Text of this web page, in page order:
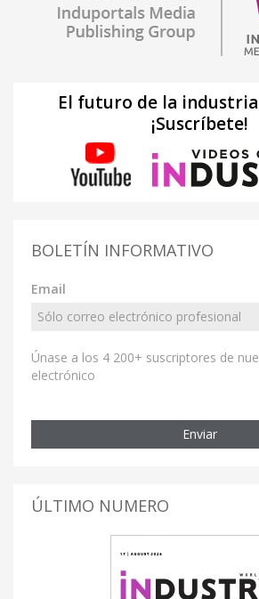
El futuro de la
¡Suscríbete!
BOLETÍN INFORMATIVO
Email
Únase a los 4 200+ suscriptores de
electrónico
Enviar
ÚLTIMO NUMERO